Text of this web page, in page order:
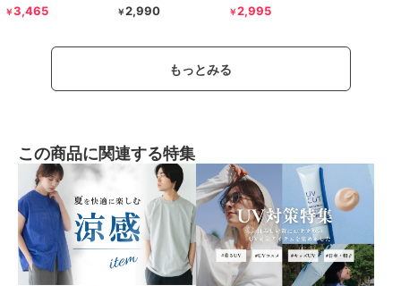
￥3,465 ￥2,990 ￥2,995
もっとみる
この商品に関連する特集